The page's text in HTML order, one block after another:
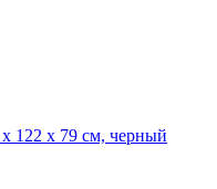
122 х 79 см, черный